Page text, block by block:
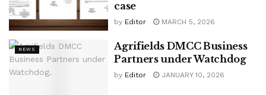
case
by Editor MARCH 5, 2026
NEWS
Agrifields DMCC Business
Partners under Watchdog
by Editor JANUARY 10, 2026